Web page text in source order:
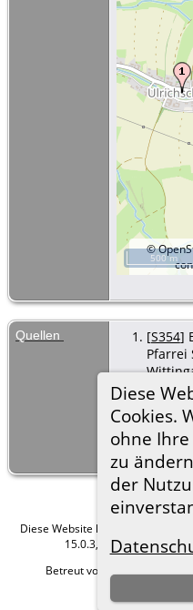
Diese
Cookies.
ohne
zu
der
©
500 m
Quellen [S354]
Pfarrei
https://
2021,
Heirat
und
Diese Website läuft mit
15.0.3, programmiert
Betreut von
Hier geht